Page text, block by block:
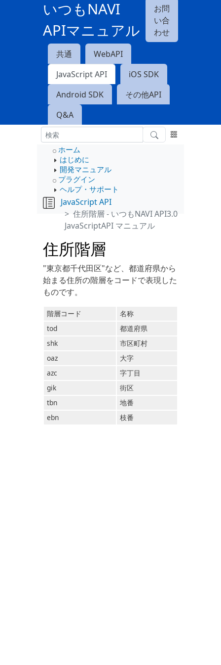
いつもNAVI
APIマニュアル
お問
い合
わせ
共通
WebAPI
JavaScript API
iOS SDK
Android SDK
その他API
Q&A
ホーム
はじめに
開発マニュアル
プラグイン
ヘルプ・サポート
JavaScript API
住所階層 - いつもNAVI API3.0
JavaScriptAPI マニュアル
住所階層
"東京都千代田区"など、都道府県から
始まる住所の階層をコードで表現した
ものです。
階層コード
名称
tod
都道府県
shk
市区町村
oaz
大字
azc
字丁目
gik
街区
tbn
地番
ebn
枝番